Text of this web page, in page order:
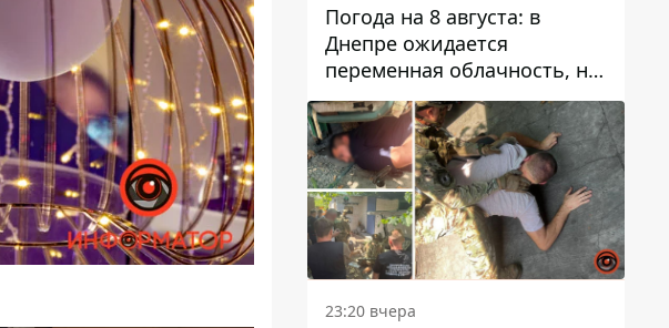
Погода на 8 августа: в
Днепре ожидается
переменная облачность, но
может пойти дождь
23:20 вчера